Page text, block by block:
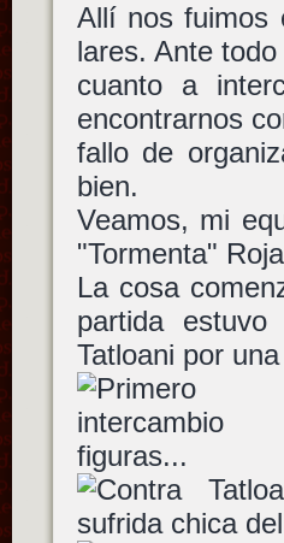
Allí nos fuimos
lares. Ante
cuanto a
encontrarnos
fallo de
bien.
Veamos, mi
"Tormenta"
La cosa
partida
Tatloani por